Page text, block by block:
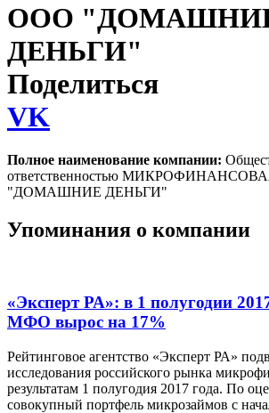
ООО
ДЕНЬГИ"
Поделиться
VK
Полное наименование компании:
ответственностью
"ДОМАШНИЕ ДЕНЬГИ"
Упоминания о компании
«Эксперт РА»: в 1 полугодии
МФО вырос на 17%
Рейтинговое агентство «Эксперт РА»
исследования российского рынка
результатам 1 полугодия 2017 года. По
совокупный портфель микрозаймов с